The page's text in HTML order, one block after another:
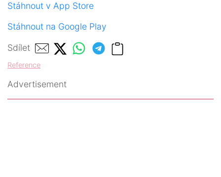
Stáhnout v App Store
Stáhnout na Google Play
Sdílet
Reference
Advertisement